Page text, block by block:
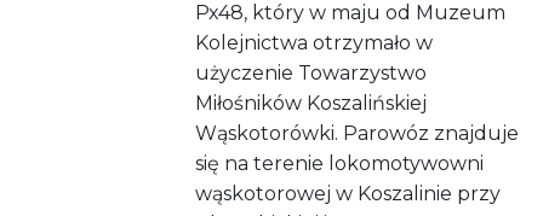
Px48, który w maju od Muzeum
Kolejnictwa otrzymało w
użyczenie Towarzystwo
Miłośników Koszalińskiej
Wąskotorówki. Parowóz znajduje
się na terenie lokomotywowni
wąskotorowej w Koszalinie przy